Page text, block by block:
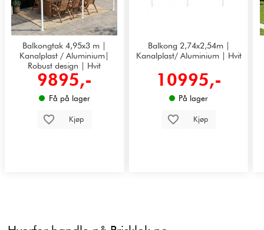
Balkongtak 4,95x3 m |
Kanalplast / Aluminium|
Robust design | Hvit
9895,-
Få på lager
Kjøp
Balkong 2,74x2,54m |
Kanalplast/ Aluminium | Hvit
10995,-
På lager
Kjøp